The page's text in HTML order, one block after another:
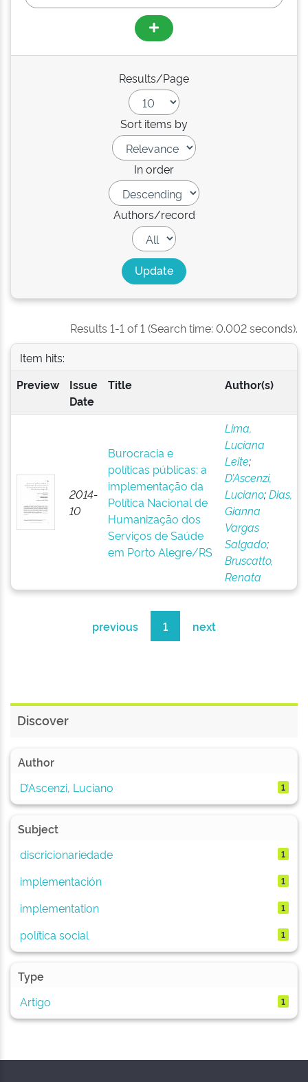
Results/Page
Sort items by
In order
Authors/record
Results 1-1 of 1 (Search time: 0.002 seconds).
Item hits:
Preview
Issue
Date
Title Author(s)
2014-
10
Burocracia e
políticas públicas: a
implementação da
Política Nacional de
Humanização dos
Serviços de Saúde
em Porto Alegre/RS
Lima,
Luciana
Leite;
D’Ascenzi,
Luciano;Dias,
Gianna
Vargas
Salgado;
Bruscatto,
Renata
previous 1 next
Discover
Author
D’Ascenzi, Luciano
1
Subject
discricionariedade
1
implementación 1
implementation 1
política social 1
Type
Artigo
1